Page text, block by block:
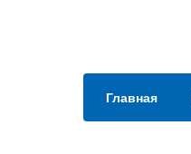
Главная